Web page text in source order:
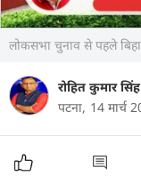
लोकसभा चुनाव से पहले
रोहित कुमार सिंह
पटना, 14 मार्च